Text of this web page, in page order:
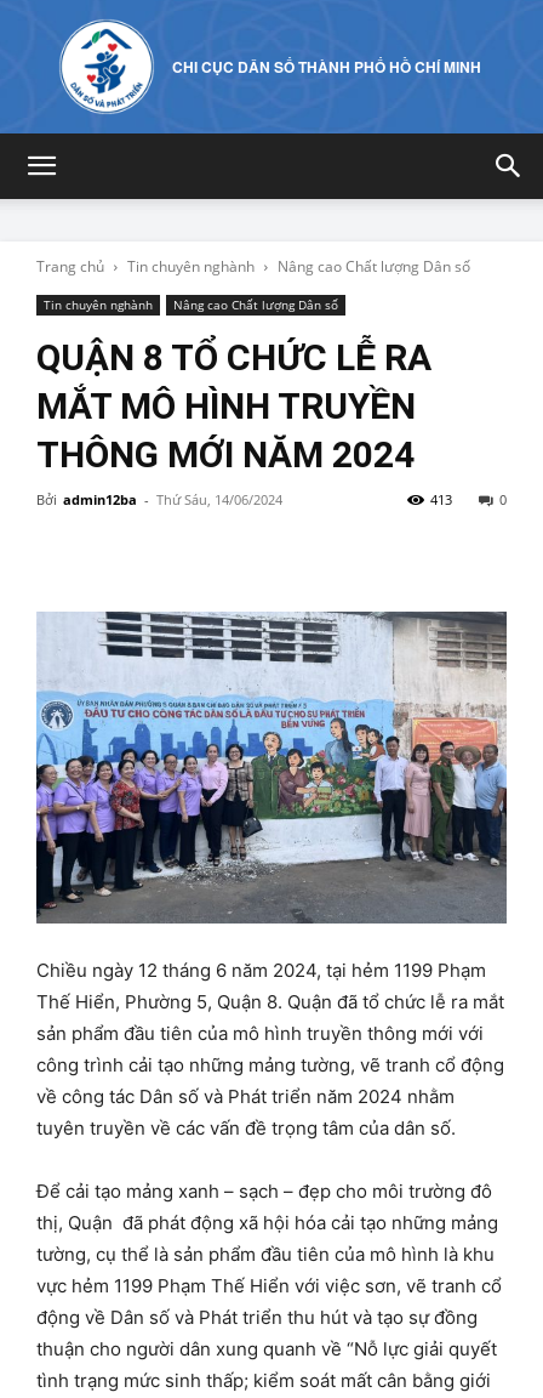
CHI CỤC DÂN SỐ THÀNH PHỐ HỒ CHÍ MINH
Trang chủ Tin chuyên nghành Nâng cao Chất lượng Dân số
Tin chuyên nghành Nâng cao Chất lượng Dân số
QUẬN 8 TỔ CHỨC LỄ RA
MẮT MÔ HÌNH TRUYỀN
THÔNG MỚI NĂM 2024
Bởi admin12ba - Thứ Sáu, 14/06/2024 0
413
Chiều ngày 12 tháng 6 năm 2024, tại hẻm 1199 Phạm
Thế Hiển, Phường 5, Quận 8. Quận đã tổ chức lễ ra mắt
sản phẩm đầu tiên của mô hình truyền thông mới với
công trình cải tạo những mảng tường, vẽ tranh cổ động
về công tác Dân số và Phát triển năm 2024 nhằm
tuyên truyền về các vấn đề trọng tâm của dân số.
Để cải tạo mảng xanh – sạch – đẹp cho môi trường đô
thị, Quận đã phát động xã hội hóa cải tạo những mảng
tường, cụ thể là sản phẩm đầu tiên của mô hình là khu
vực hẻm 1199 Phạm Thế Hiển với việc sơn, vẽ tranh cổ
động về Dân số và Phát triển thu hút và tạo sự đồng
thuận cho người dân xung quanh về “Nỗ lực giải quyết
tình trạng mức sinh thấp; kiểm soát mất cân bằng giới